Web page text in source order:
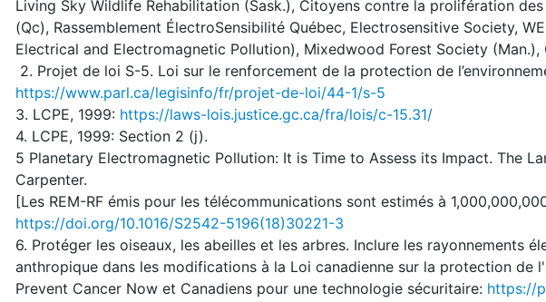
Living Sky Wildlife Rehabilitation (Sask.), Citoyens contre la prolifération
(Qc), Rassemblement ÉlectroSensibilité Québec, Electrosensitive Society,
Electrical and Electromagnetic Pollution), Mixedwood Forest Society
2. Projet de loi S-5. Loi sur le renforcement de la protection de
https://www.parl.ca/legisinfo/fr/projet-de-loi/44-1/s-5
3. LCPE, 1999: https://laws-lois.justice.gc.ca/fra/lois/c-15.31/
4. LCPE, 1999: Section 2 (j).
5 Planetary Electromagnetic Pollution: It is Time to Assess its Impact. The
Carpenter.
[Les REM-RF émis pour les télécommunications sont estimés à
https://doi.org/10.1016/S2542-5196(18)30221-3
6. Protéger les oiseaux, les abeilles et les arbres. Inclure les rayonnements
anthropique dans les modifications à la Loi canadienne sur la protection de
Prevent Cancer Now et Canadiens pour une technologie sécuritaire: https://